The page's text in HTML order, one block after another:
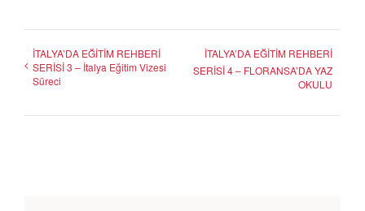
İTALYA’DA EĞİTİM REHBERİ
SERİSİ 3 – İtalya Eğitim Vizesi
Süreci
İTALYA’DA EĞİTİM REHBERİ
SERİSİ 4 – FLORANSA’DA YAZ
OKULU